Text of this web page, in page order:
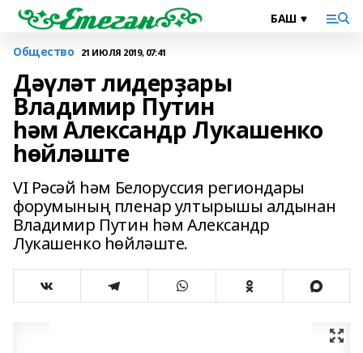
Общество 21 ИЮЛЯ 2019, 07:41
Дәүләт лидерҙары
Владимир Путин
һәм Александр Лукашенко
һөйләште
VI Рәсәй һәм Белоруссия региондары
форумының пленар ултырышы алдынан
Владимир Путин һәм Александр
Лукашенко һөйләште.